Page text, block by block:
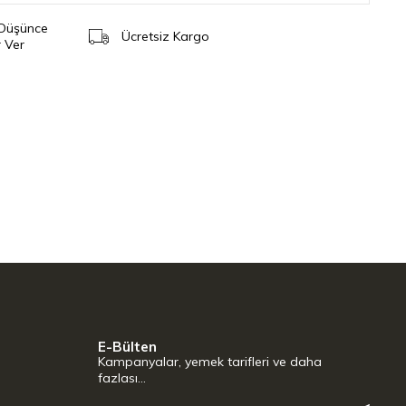
Ver
Ücretsiz Kargo
E-Bülten
Kampanyalar, yemek tarifleri ve daha
fazlası…